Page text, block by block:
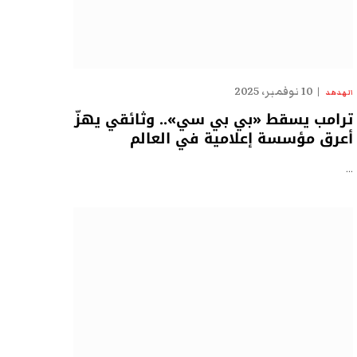
الهدهد 10 نوفمبر، 2025
ترامب يسقط «بي بي سي».. وثائقي يهزّ
أعرق مؤسسة إعلامية في العالم
…